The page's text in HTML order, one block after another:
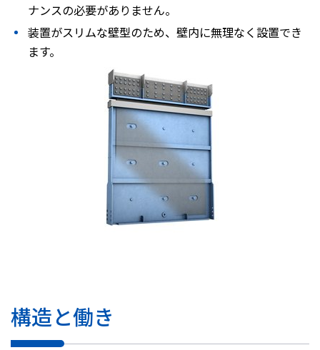
プライバシーポリシー
ソーシャルメディアポリシー
曽田文庫
サイトマップ
ご利用にあたって
ナンスの必要がありません。
装置がスリムな壁型のため、壁内に無理なく設置でき
ます。
構造と働き